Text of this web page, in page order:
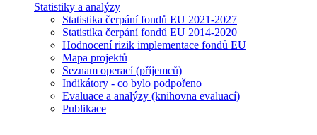
Statistiky a analýzy
Statistika čerpání fondů EU 2021-2027
Statistika čerpání fondů EU 2014-2020
Hodnocení rizik implementace fondů EU
Mapa projektů
Seznam operací (příjemců)
Indikátory - co bylo podpořeno
Evaluace a analýzy (knihovna evaluací)
Publikace